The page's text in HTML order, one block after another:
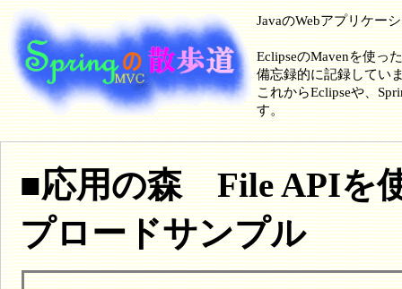
JavaのWebアプリケー
EclipseのMavenを使っ
備忘録的に記録してい
これからEclipseや、
す。
■応用の森 File APIを
プロードサンプル